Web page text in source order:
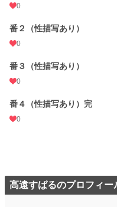
0
番２（性描写あり）
0
番３（性描写あり）
0
番４（性描写あり）完
0
高遠すばるのプロフィー